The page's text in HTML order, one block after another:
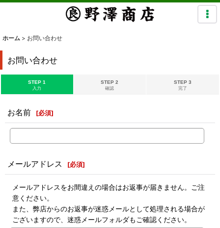
ホーム > お問い合わせ
お問い合わせ
STEP 1
入力
STEP 2
確認
STEP 3
完了
お名前 [必須]
メールアドレス [必須]
メールアドレスをお間違えの場合はお返事が届きません。ご注
意ください。
また、弊店からのお返事が迷惑メールとして処理される場合が
ございますので、迷惑メールフォルダもご確認ください。